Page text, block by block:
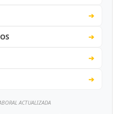
➔
➔
➔
➔
ACTUALIZADA